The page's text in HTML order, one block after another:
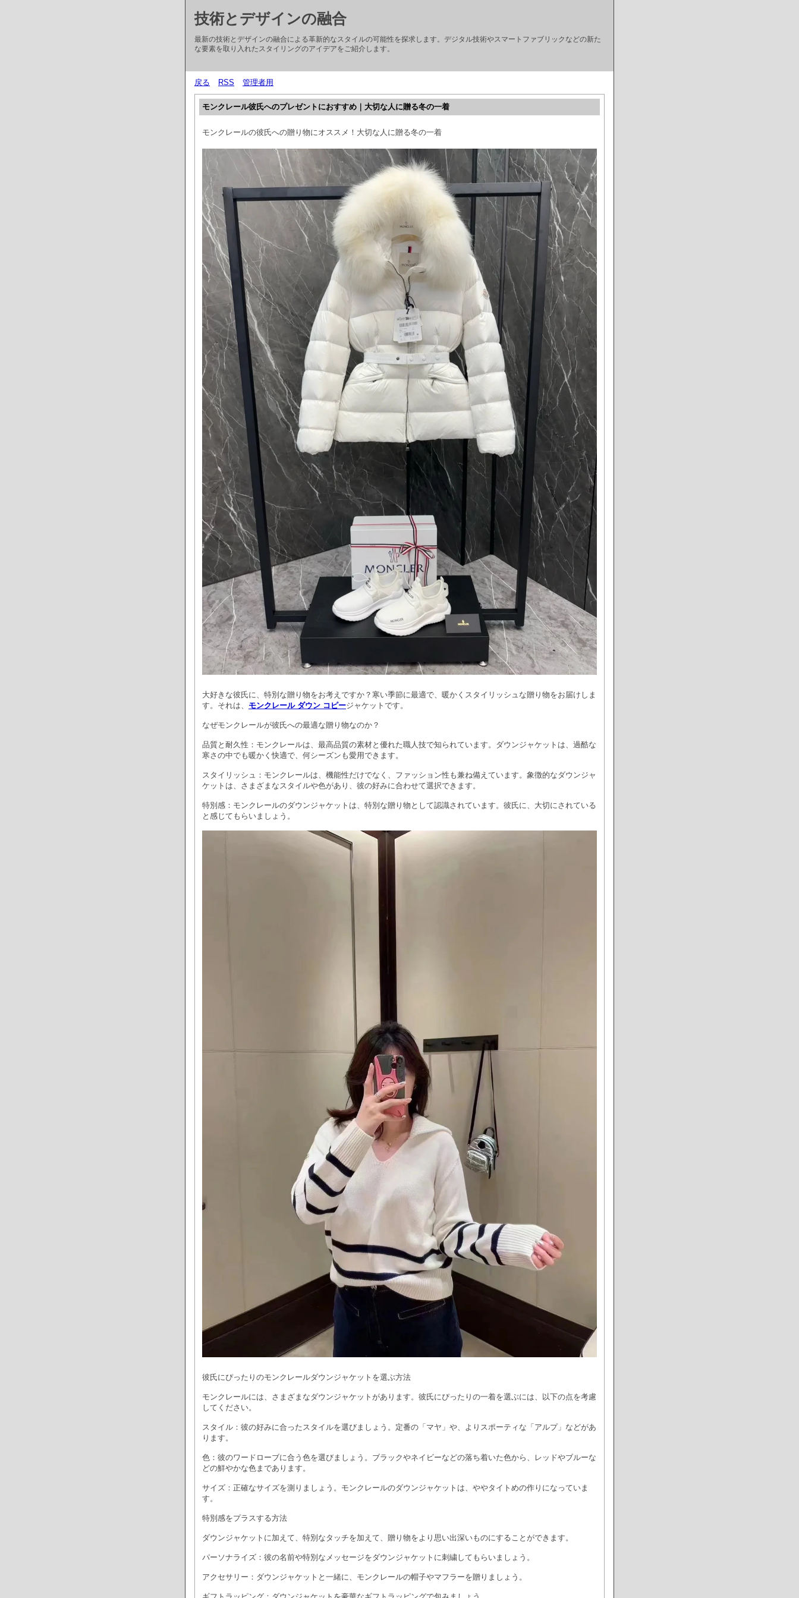
技術とデザインの融合
最新の技術とデザインの融合による革新的なスタイルの可能性を探求します。デジタル技術やスマートファブリックなどの新た
な要素を取り入れたスタイリングのアイデアをご紹介します。
戻る RSS 管理者用
モンクレール彼氏へのプレゼントにおすすめ｜大切な人に贈る冬の一着
モンクレールの彼氏への贈り物にオススメ！大切な人に贈る冬の一着
大好きな彼氏に、特別な贈り物をお考えですか？寒い季節に最適で、暖かくスタイリッシュな贈り物をお届けしま
す。それは、 モンクレール ダウン コピージャケットです。
なぜモンクレールが彼氏への最適な贈り物なのか？
品質と耐久性：モンクレールは、最高品質の素材と優れた職人技で知られています。ダウンジャケットは、過酷な
寒さの中でも暖かく快適で、何シーズンも愛用できます。
スタイリッシュ：モンクレールは、機能性だけでなく、ファッション性も兼ね備えています。象徴的なダウンジャ
ケットは、さまざまなスタイルや色があり、彼の好みに合わせて選択できます。
特別感：モンクレールのダウンジャケットは、特別な贈り物として認識されています。彼氏に、大切にされている
と感じてもらいましょう。
彼氏にぴったりのモンクレールダウンジャケットを選ぶ方法
モンクレールには、さまざまなダウンジャケットがあります。彼氏にぴったりの一着を選ぶには、以下の点を考慮
してください。
スタイル：彼の好みに合ったスタイルを選びましょう。定番の「マヤ」や、よりスポーティな「アルプ」などがあ
ります。
色：彼のワードローブに合う色を選びましょう。ブラックやネイビーなどの落ち着いた色から、レッドやブルーな
どの鮮やかな色まであります。
サイズ：正確なサイズを測りましょう。モンクレールのダウンジャケットは、ややタイトめの作りになっていま
す。
特別感をプラスする方法
ダウンジャケットに加えて、特別なタッチを加えて、贈り物をより思い出深いものにすることができます。
パーソナライズ：彼の名前や特別なメッセージをダウンジャケットに刺繍してもらいましょう。
アクセサリー：ダウンジャケットと一緒に、モンクレールの帽子やマフラーを贈りましょう。